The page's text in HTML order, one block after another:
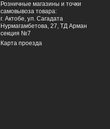
Розничные магазины и точки
самовывоза товара:
г. Актобе, ул. Сагадата
Нурмагамбетова, 27, ТД Арман
секция №7
Карта проезда